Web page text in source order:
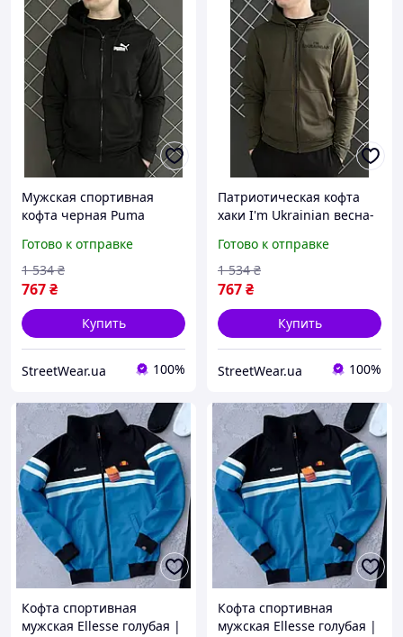
Мужская спортивная
кофта черная Puma
повседневная , Толстовка
зиппер черная Пума на
мол tdprbl
Готово к отправке
767₴
1 534 ₴
Купить
StreetWear.ua 100%
Патриотическая кофта
хаки I'm Ukrainian весна-
зиппер хаки на змейке с
символик tdprbl
Готово к отправке
767₴
1 534 ₴
Купить
StreetWear.ua 100%
Кофта спортивная
мужская Ellesse голубая |
Кофта спортивная
мужская Ellesse голубая |